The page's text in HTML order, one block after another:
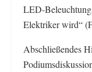
LED-
Elektriker wird“
Abschließendes